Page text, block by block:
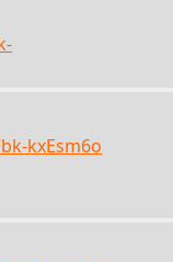
kxEsm6o